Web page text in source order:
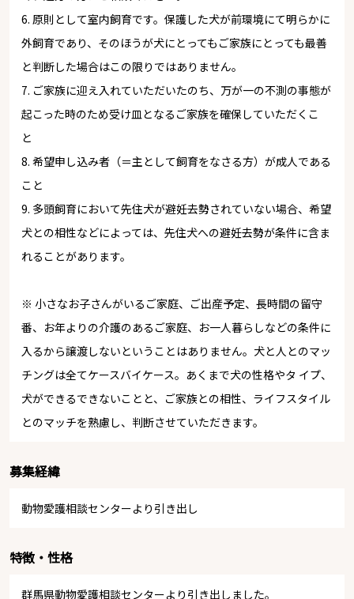
6. 原則として室内飼育です。保護した犬が前環境にて明らかに
外飼育であり、そのほうが犬にとってもご家族にとっても最善
と判断した場合はこの限りではありません。
7. ご家族に迎え入れていただいたのち、万が一の不測の事態が
起こった時のため受け皿となるご家族を確保していただくこ
と
8. 希望申し込み者（＝主として飼育をなさる方）が成人である
こと
9. 多頭飼育において先住犬が避妊去勢されていない場合、希望
犬との相性などによっては、先住犬への避妊去勢が条件に含ま
れることがあります。
※ 小さなお子さんがいるご家庭、ご出産予定、長時間の留守
番、お年よりの介護のあるご家庭、お一人暮らしなどの条件に
入るから譲渡しないということはありません。犬と人とのマッ
チングは全てケースバイケース。あくまで犬の性格やタ イプ、
犬ができるできないことと、ご家族との相性、ライフスタイル
とのマッチを熟慮し、判断させていただきます。
募集経緯
動物愛護相談センターより引き出し
特徴・性格
群馬県動物愛護相談センターより引き出しました。